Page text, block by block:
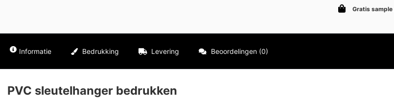
Gratis sample
Informatie Bedrukking Levering Beoordelingen (0)
PVC sleutelhanger bedrukken